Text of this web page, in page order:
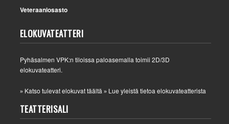
Veteraaniosasto
ELOKUVATEATTERI
Pyhäsalmen VPK:n tiloissa paloasemalla toimii 2D/3D
elokuvateatteri.
» Katso tulevat elokuvat täältä » Lue yleistä tietoa elokuvateatterista
TEATTERISALI